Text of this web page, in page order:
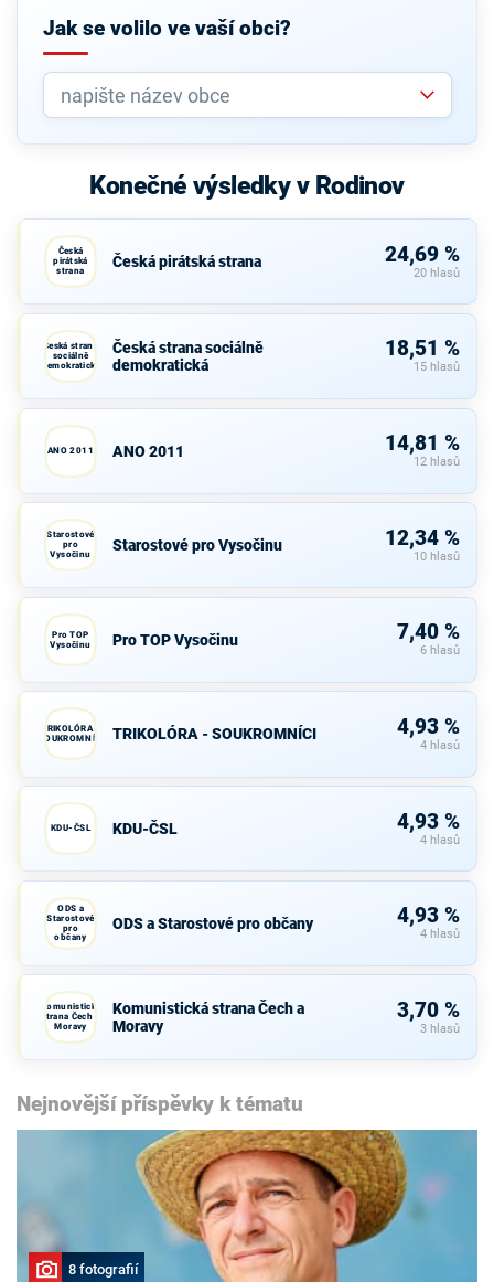
Jak se volilo ve vaší obci?
Konečné výsledky v Rodinov
Česká
pirátská
strana
Česká pirátská strana 24,69 %
20 hlasů
Česká strana
sociálně
demokratická
Česká strana sociálně
demokratická
18,51 %
15 hlasů
ANO 2011 ANO 2011 14,81 %
12 hlasů
Starostové
pro
Vysočinu
Starostové pro Vysočinu 12,34 %
10 hlasů
Pro TOP
Vysočinu
Pro TOP Vysočinu 7,40 %
6 hlasů
TRIKOLÓRA -
SOUKROMNÍCI
TRIKOLÓRA - SOUKROMNÍCI 4,93 %
4 hlasů
KDU-ČSL KDU-ČSL 4,93 %
4 hlasů
ODS a
Starostové
pro
občany
ODS a Starostové pro občany 4,93 %
4 hlasů
Komunistická
strana Čech a
Moravy
Komunistická strana Čech a
Moravy
3,70 %
3 hlasů
Nejnovější příspěvky k tématu
8 fotografií